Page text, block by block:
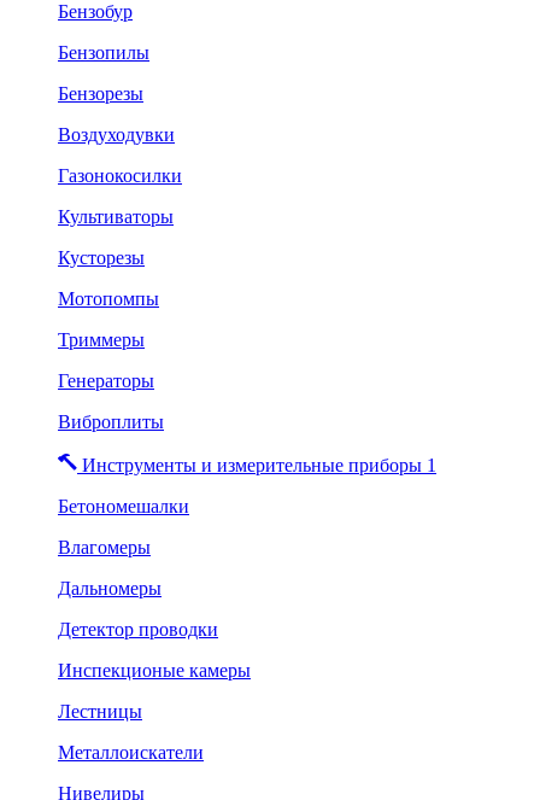
Бензобур
Бензопилы
Бензорезы
Воздуходувки
Газонокосилки
Культиваторы
Кусторезы
Мотопомпы
Триммеры
Генераторы
Виброплиты
Инструменты и измерительные приборы 1
Бетономешалки
Влагомеры
Дальномеры
Детектор проводки
Инспекционые камеры
Лестницы
Металлоискатели
Нивелиры